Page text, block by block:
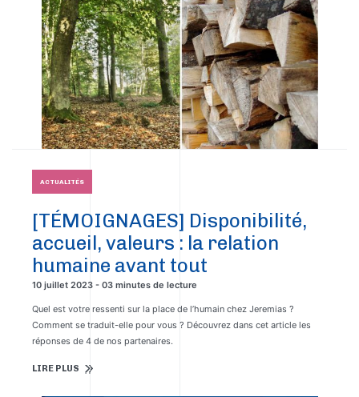
ACTUALITÉS
[TÉMOIGNAGES] Disponibilité,
accueil, valeurs : la relation
humaine avant tout
10 juillet 2023 - 03 minutes de lecture
Quel est votre ressenti sur la place de l’humain chez Jeremias ?
Comment se traduit-elle pour vous ? Découvrez dans cet article les
réponses de 4 de nos partenaires.
LIRE PLUS